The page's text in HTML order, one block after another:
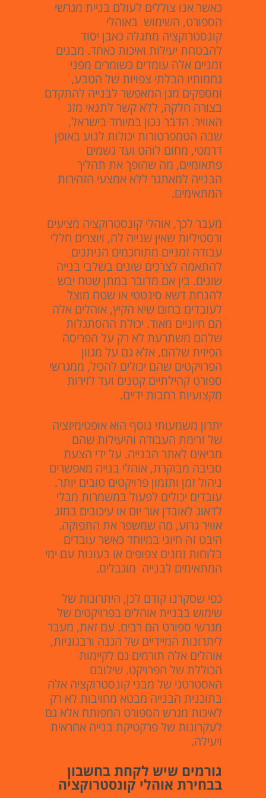
כאשר אנו צוללים לעולם בניית מגרשי
הספורט, השימוש באוהלי
קונסטרוקציה מתגלה כאבן יסוד
להבטחת יעילות ואיכות כאחד. מבנים
זמניים אלה עומדים כשומרים מפני
גחמותיו הבלתי צפויות של הטבע,
ומספקים מגן המאפשר לבנייה להתקדם
בצורה חלקה, ללא קשר לתנאי מזג
האוויר. הדבר נכון במיוחד בישראל,
שבה הטמפרטורות יכולות לנוע באופן
דרמטי, מחום לוהט ועד גשמים
פתאומיים, מה שהופך את תהליך
הבנייה למאתגר ללא אמצעי הזהירות
המתאימים.
מעבר לכך, אוהלי קונסטרוקציה מציעים
ורסטיליות שאין שנייה לה, ויוצרים חללי
עבודה זמניים מתוחכמים הניתנים
להתאמה לצרכים שונים בשלבי בנייה
שונים. בין אם מדובר במתן שטח יבש
להנחת דשא סינטטי או שטח מוצל
לעובדים בחום שיא הקיץ, אוהלים אלה
הם חיוניים מאוד. יכולת ההסתגלות
שלהם משתרעת לא רק על הפריסה
הפיזית שלהם, אלא גם על מגוון
הפרויקטים שהם יכולים להכיל, ממגרשי
ספורט קהילתיים קטנים ועד לזירות
מקצועיות רחבות ידיים.
יתרון משמעותי נוסף הוא אופטימיזציה
של זרימת העבודה והיעילות שהם
מביאים לאתר הבנייה. על ידי הצעת
סביבה מבוקרת, אוהלי בנייה מאפשרים
ניהול זמן ותזמון פרויקטים טובים יותר.
עובדים יכולים לפעול במשמרות מבלי
לדאוג לאובדן אור יום או עיכובים במזג
אוויר גרוע, מה שמשפר את התפוקה.
היבט זה חיוני במיוחד כאשר עובדים
בלוחות זמנים צפופים או בעונות עם ימי
המתאימים לבנייה מוגבלים.
כפי שסקרנו קודם לכן, היתרונות של
שימוש בבניית אוהלים בפרויקטים של
מגרשי ספורט הם רבים. עם זאת, מעבר
ליתרונות המיידיים של הגנה ורבגוניות,
אוהלים אלה תורמים גם לקיימות
הכוללת של הפרויקט. שילובם
האסטרטגי של מבני קונסטרוקציה אלה
בתוכנית הבנייה מבטא מחויבות לא רק
לאיכות מגרש הספורט המפותח אלא גם
לעקרונות של פרקטיקת בנייה אחראית
ויעילה.
גורמים שיש לקחת בחשבון
בבחירת אוהלי קונסטרוקציה